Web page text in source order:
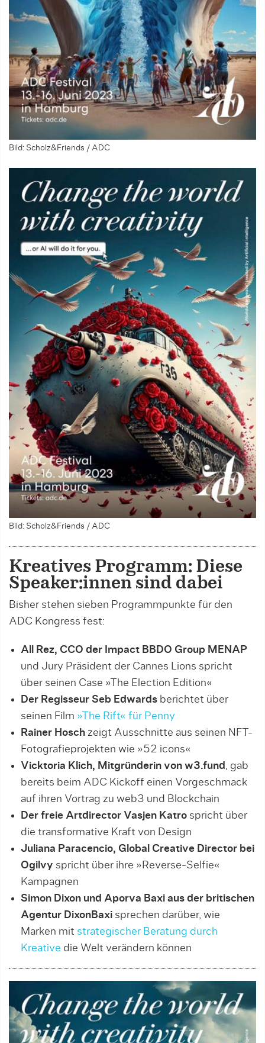
Bild: Scholz&Friends / ADC
Bild: Scholz&Friends / ADC
Kreatives Programm: Diese
Speaker:innen sind dabei
Bisher stehen sieben Programmpunkte für den
ADC Kongress fest:
All Rez, CCO der Impact BBDO Group MENAP
und Jury Präsident der Cannes Lions spricht
über seinen Case »The Election Edition«
Der Regisseur Seb Edwards berichtet über
seinen Film »The Rift« für Penny
Rainer Hosch zeigt Ausschnitte aus seinen NFT-
Fotografieprojekten wie »52 icons«
Vicktoria Klich, Mitgründerin von w3.fund , gab
bereits beim ADC Kickoff einen Vorgeschmack
auf ihren Vortrag zu web3 und Blockchain
Der freie Artdirector Vasjen Katro spricht über
die transformative Kraft von Design
Juliana Paracencio, Global Creative Director bei
Ogilvy spricht über ihre »Reverse-Selfie«
Kampagnen
Simon Dixon und Aporva Baxi aus der britischen
Agentur DixonBaxi sprechen darüber, wie
Marken mit strategischer Beratung durch
Kreative die Welt verändern können